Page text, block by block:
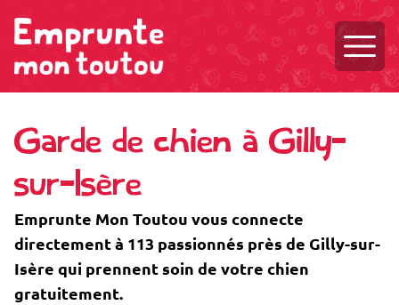
Garde de chien à Gilly-
sur-Isère
Emprunte Mon Toutou vous connecte
directement à 113 passionnés près de Gilly-sur-
Isère qui prennent soin de votre chien
gratuitement.